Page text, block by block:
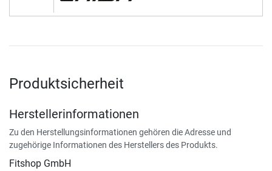
Produktsicherheit
Herstellerinformationen
Zu den Herstellungsinformationen gehören die Adresse und
zugehörige Informationen des Herstellers des Produkts.
Fitshop GmbH